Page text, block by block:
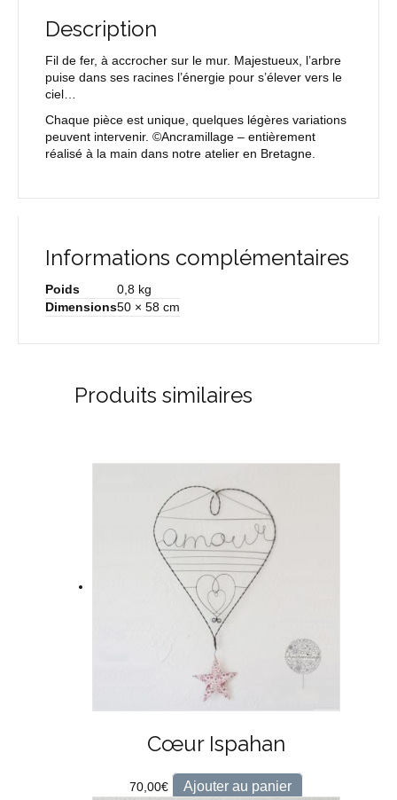
Description
Fil de fer, à accrocher sur le mur. Majestueux, l’arbre
puise dans ses racines l’énergie pour s’élever vers le
ciel…
Chaque pièce est unique, quelques légères variations
peuvent intervenir. ©Ancramillage – entièrement
réalisé à la main dans notre atelier en Bretagne.
Informations complémentaires
Poids
0,8 kg
Dimensions50 × 58 cm
Produits similaires
Cœur Ispahan
70,00€ Ajouter au panier